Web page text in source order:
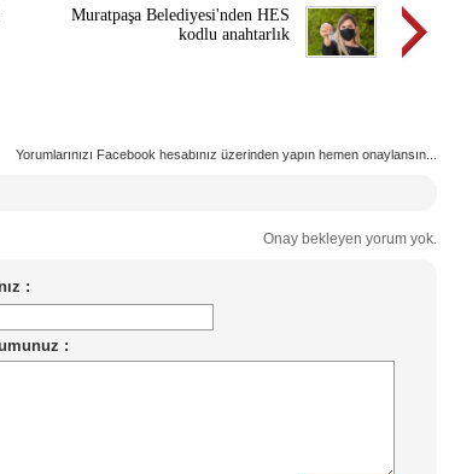
Muratpaşa Belediyesi'nden HES
kodlu anahtarlık
Yorumlarınızı Facebook hesabınız üzerinden yapın hemen onaylansın...
Onay bekleyen yorum yok.